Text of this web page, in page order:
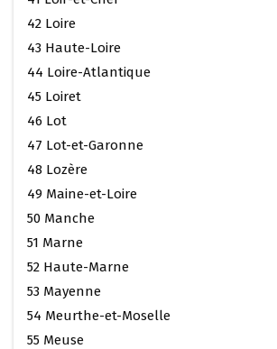
42 Loire
43 Haute-Loire
44 Loire-Atlantique
45 Loiret
46 Lot
47 Lot-et-Garonne
48 Lozère
49 Maine-et-Loire
50 Manche
51 Marne
52 Haute-Marne
53 Mayenne
54 Meurthe-et-Moselle
55 Meuse